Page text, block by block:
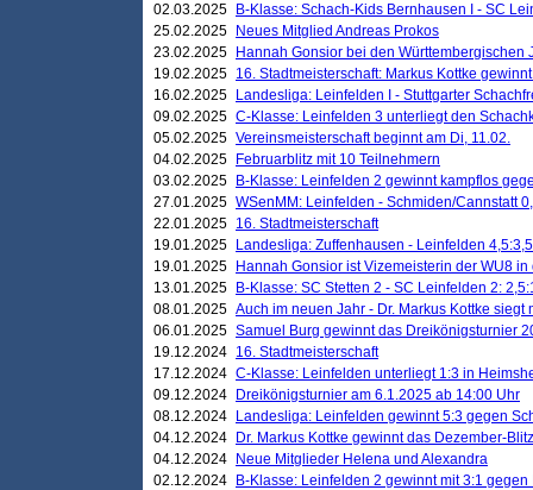
02.03.2025
B-Klasse: Schach-Kids Bernhausen I - SC
25.02.2025
Neues Mitglied Andreas Prokos
23.02.2025
Hannah Gonsior bei den Württembergischen
19.02.2025 16. Stadtmeisterschaft: Markus Kottke
16.02.2025
Landesliga: Leinfelden I - Stuttgarter
09.02.2025 C-Klasse: Leinfelden 3 unterliegt den
05.02.2025 Vereinsmeisterschaft beginnt am Di, 11.02.
04.02.2025
Februarblitz mit 10 Teilnehmern
03.02.2025
B-Klasse: Leinfelden 2 gewinnt kampflos
27.01.2025 WSenMM: Leinfelden - Schmiden/Cannstatt
22.01.2025 16. Stadtmeisterschaft
19.01.2025
Landesliga: Zuffenhausen - Leinfelden 4,5:3,5
19.01.2025
Hannah Gonsior ist Vizemeisterin der WU8 in
13.01.2025
B-Klasse: SC Stetten 2 - SC Leinfelden 2:
08.01.2025 Auch im neuen Jahr - Dr. Markus Kottke
06.01.2025 Samuel Burg gewinnt das Dreikönigsturnier
19.12.2024 16. Stadtmeisterschaft
17.12.2024 C-Klasse: Leinfelden unterliegt 1:3 in
09.12.2024
Dreikönigsturnier am 6.1.2025 ab 14:00 Uhr
08.12.2024
Landesliga: Leinfelden gewinnt 5:3 gegen
04.12.2024
Dr. Markus Kottke gewinnt das Dezember-
04.12.2024
Neue Mitglieder Helena und Alexandra
02.12.2024
B-Klasse: Leinfelden 2 gewinnt mit 3:1